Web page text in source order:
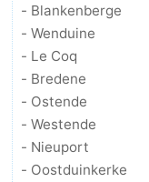
- Blankenberge
- Wenduine
- Le Coq
- Bredene
- Ostende
- Westende
- Nieuport
- Oostduinkerke